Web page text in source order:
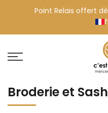
contenu
Point Relais offert
Broderie et